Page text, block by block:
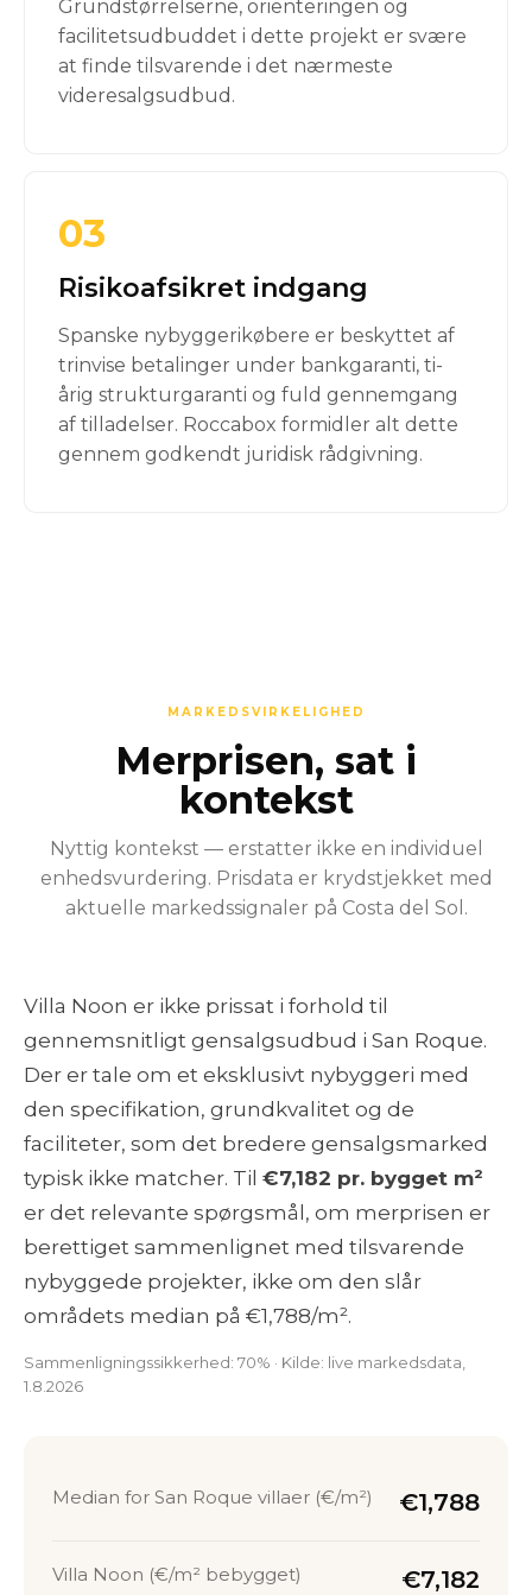
Grundstørrelserne, orienteringen og
facilitetsudbuddet i dette projekt er svære
at finde tilsvarende i det nærmeste
videresalgsudbud.
03
Risikoafsikret indgang
Spanske nybyggerikøbere er beskyttet af
trinvise betalinger under bankgaranti, ti-
årig strukturgaranti og fuld gennemgang
af tilladelser. Roccabox formidler alt dette
gennem godkendt juridisk rådgivning.
MARKEDSVIRKELIGHED
Merprisen, sat i
kontekst
Nyttig kontekst — erstatter ikke en individuel
enhedsvurdering. Prisdata er krydstjekket med
aktuelle markedssignaler på Costa del Sol.
Villa Noon er ikke prissat i forhold til
gennemsnitligt gensalgsudbud i San Roque.
Der er tale om et eksklusivt nybyggeri med
den specifikation, grundkvalitet og de
faciliteter, som det bredere gensalgsmarked
typisk ikke matcher. Til €7,182 pr. bygget m²
er det relevante spørgsmål, om merprisen er
berettiget sammenlignet med tilsvarende
nybyggede projekter, ikke om den slår
områdets median på €1,788/m².
Sammenligningssikkerhed: 70% · Kilde: live markedsdata,
1.8.2026
Median for San Roque villaer (€/m²) €1,788
Villa Noon (€/m² bebygget) €7,182